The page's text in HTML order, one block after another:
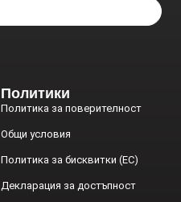
Политики
Политика за поверителност
Общи условия
Политика за бисквитки (ЕС)
Декларация за достъпност